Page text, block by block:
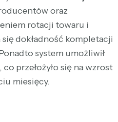
oraz
rotacji towaru i
dokładność kompletacji
system umożliwił
przełożyło się na wzrost
miesięcy.